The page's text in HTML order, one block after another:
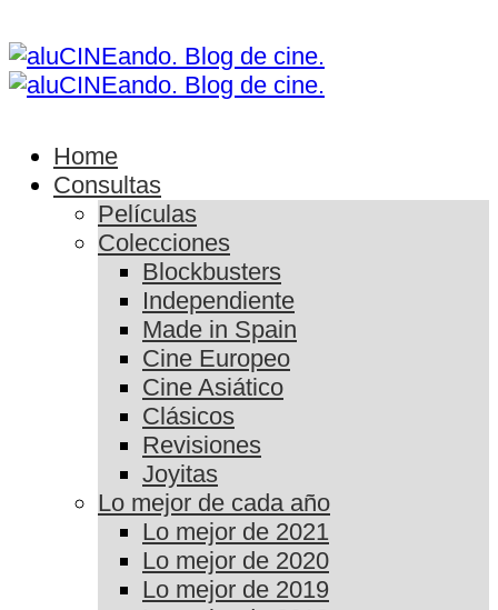
Home
Consultas
Películas
Colecciones
Blockbusters
Independiente
Made in Spain
Cine Europeo
Cine Asiático
Clásicos
Revisiones
Joyitas
Lo mejor de cada año
Lo mejor de 2021
Lo mejor de 2020
Lo mejor de 2019